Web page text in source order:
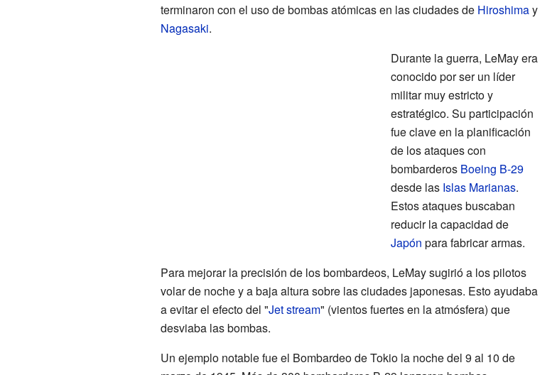
terminaron con el uso de bombas atómicas en las ciudades de Hiroshimay
Nagasaki.
Durante la guerra, LeMay era
conocido por ser un líder
militar muy estricto y
estratégico. Su participación
fue clave en la planificación
de los ataques con
bombarderos Boeing B-29
desde las Islas Marianas.
Estos ataques buscaban
reducir la capacidad de
Japón para fabricar armas.
Para mejorar la precisión de los bombardeos, LeMay sugirió a los pilotos
volar de noche y a baja altura sobre las ciudades japonesas. Esto ayudaba
a evitar el efecto del "Jet stream" (vientos fuertes en la atmósfera) que
desviaba las bombas.
Un ejemplo notable fue el Bombardeo de Tokio la noche del 9 al 10 de